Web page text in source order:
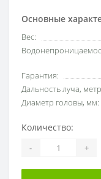
Основные
Вес:
Гарантия:
Дальность луча,
Диаметр головы, мм:
Количество:
- +